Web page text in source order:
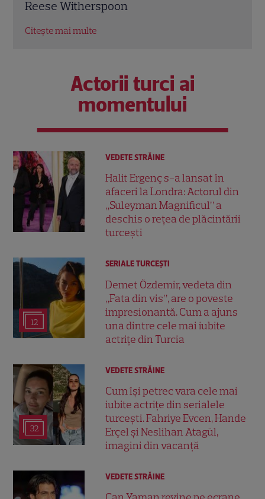
Actorii turci ai
momentului
VEDETE STRĂINE
Halit Ergenç s-a lansat în
afaceri la Londra: Actorul din
„Suleyman Magnificul” a
deschis o rețea de plăcintării
turcești
12
SERIALE TURCEŞTI
Demet Özdemir, vedeta din
„Fata din vis”, are o poveste
impresionantă. Cum a ajuns
una dintre cele mai iubite
actrițe din Turcia
32
VEDETE STRĂINE
Cum își petrec vara cele mai
iubite actrițe din serialele
turcești. Fahriye Evcen, Hande
Erçel și Neslihan Atagül,
imagini din vacanță
VEDETE STRĂINE